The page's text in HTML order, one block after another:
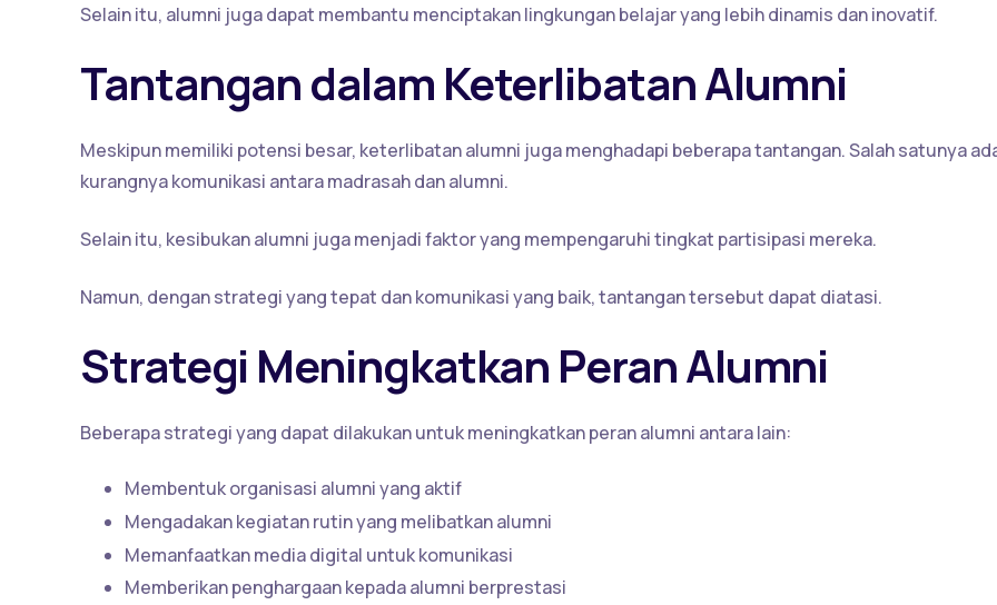
Selain itu, alumni juga dapat membantu menciptakan lingkungan belajar yang lebih dinamis dan inovatif.
Tantangan dalam Keterlibatan Alumni
Meskipun memiliki potensi besar, keterlibatan alumni juga menghadapi beberapa tantangan. Salah satunya
kurangnya komunikasi antara madrasah dan alumni.
Selain itu, kesibukan alumni juga menjadi faktor yang mempengaruhi tingkat partisipasi mereka.
Namun, dengan strategi yang tepat dan komunikasi yang baik, tantangan tersebut dapat diatasi.
Strategi Meningkatkan Peran Alumni
Beberapa strategi yang dapat dilakukan untuk meningkatkan peran alumni antara lain:
Membentuk organisasi alumni yang aktif
Mengadakan kegiatan rutin yang melibatkan alumni
Memanfaatkan media digital untuk komunikasi
Memberikan penghargaan kepada alumni berprestasi